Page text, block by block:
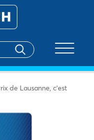
de Lausanne, c’est